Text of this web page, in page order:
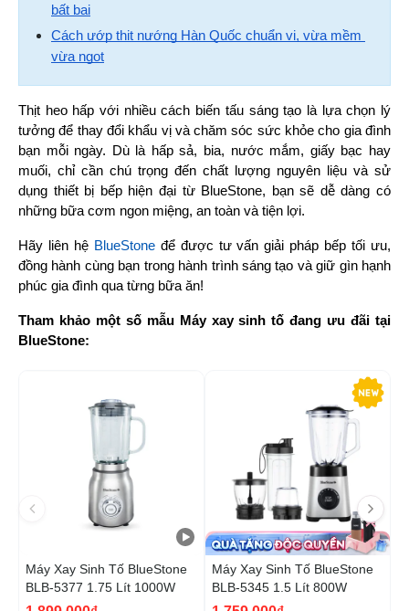
bất bại
Cách ướp thịt nướng Hàn Quốc chuẩn vị, vừa mềm
vừa ngọt
Thịt heo hấp với nhiều cách biến tấu sáng tạo là lựa chọn lý
tưởng để thay đổi khẩu vị và chăm sóc sức khỏe cho gia đình
bạn mỗi ngày. Dù là hấp sả, bia, nước mắm, giấy bạc hay
muối, chỉ cần chú trọng đến chất lượng nguyên liệu và sử
dụng thiết bị bếp hiện đại từ BlueStone, bạn sẽ dễ dàng có
những bữa cơm ngon miệng, an toàn và tiện lợi.
Hãy liên hệ BlueStone để được tư vấn giải pháp bếp tối ưu,
đồng hành cùng bạn trong hành trình sáng tạo và giữ gìn hạnh
phúc gia đình qua từng bữa ăn!
Tham khảo một số mẫu Máy xay sinh tố đang ưu đãi tại
BlueStone:
Máy Xay Sinh Tố BlueStone
BLB-5377 1.75 Lít 1000W
Máy Xay Sinh Tố BlueStone
BLB-5345 1.5 Lít 800W